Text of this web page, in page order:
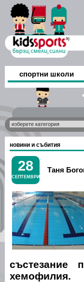
спортни школи
новини и събития
28
СЕПТЕМВРИ
Таня
хемофилия.